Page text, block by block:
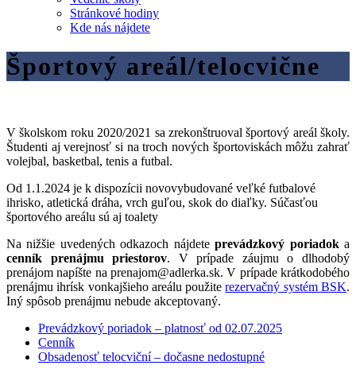
Stránkové hodiny
Kde nás nájdete
Športový areál/telocvične
V školskom roku 2020/2021 sa zrekonštruoval športový areál školy.
Študenti aj verejnosť si na troch nových športoviskách môžu zahrať
volejbal, basketbal, tenis a futbal.
Od 1.1.2024 je k dispozícii novovybudované veľké futbalové
ihrisko, atletická dráha, vrch guľou, skok do diaľky. Súčasťou
športového areálu sú aj toalety
Na nižšie uvedených odkazoch nájdeteprevádzkový poriadoka
cenník prenájmu priestorov. V prípade záujmu o dlhodobý
prenájom napíšte na prenajom@adlerka.sk. V prípade krátkodobého
prenájmu ihrísk vonkajšieho areálu použiterezervačný systém BSK.
Iný spôsob prenájmu nebude akceptovaný.
Prevádzkový poriadok – platnosť od 02.07.2025
Cenník
Obsadenosť telocviční – dočasne nedostupné